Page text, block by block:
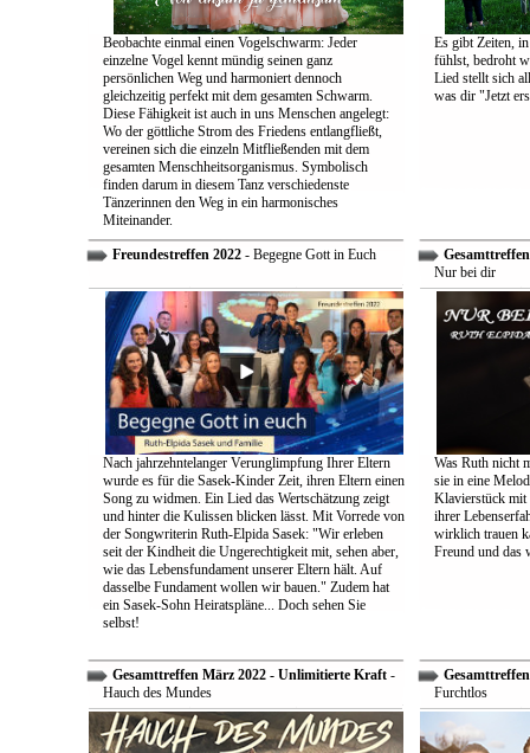
Beobachte einmal einen Vogelschwarm: Jeder
einzelne Vogel kennt mündig seinen ganz
persönlichen Weg und harmoniert dennoch
gleichzeitig perfekt mit dem gesamten Schwarm.
Diese Fähigkeit ist auch in uns Menschen angelegt:
Wo der göttliche Strom des Friedens entlangfließt,
vereinen sich die einzeln Mitfließenden mit dem
gesamten Menschheitsorganismus. Symbolisch
finden darum in diesem Tanz verschiedenste
Tänzerinnen den Weg in ein harmonisches
Miteinander.
Es gibt Zeiten,
fühlst, bedroht
Lied stellt sich
was dir "Jetzt
Freundestreffen 2022- Begegne Gott in Euch
Nach jahrzehntelanger Verunglimpfung Ihrer Eltern
wurde es für die Sasek-Kinder Zeit, ihren Eltern einen
Song zu widmen. Ein Lied das Wertschätzung zeigt
und hinter die Kulissen blicken lässt. Mit Vorrede von
der Songwriterin Ruth-Elpida Sasek: "Wir erleben
seit der Kindheit die Ungerechtigkeit mit, sehen aber,
wie das Lebensfundament unserer Eltern hält. Auf
dasselbe Fundament wollen wir bauen." Zudem hat
ein Sasek-Sohn Heiratspläne... Doch sehen Sie
selbst!
Nur bei dir
Was Ruth nicht
sie in eine
Klavierstück mit
ihrer
wirklich trauen
Freund und das
Gesamttreffen März 2022 - Unlimitierte Kraft -
Hauch des Mundes
Furchtlos